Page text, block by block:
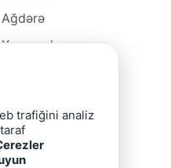
Ağdərə
Xocavəd
Cəbrayıl
Qubadlı
trafiğini analiz